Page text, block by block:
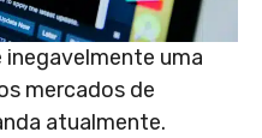
uma
mercados de
atualmente.